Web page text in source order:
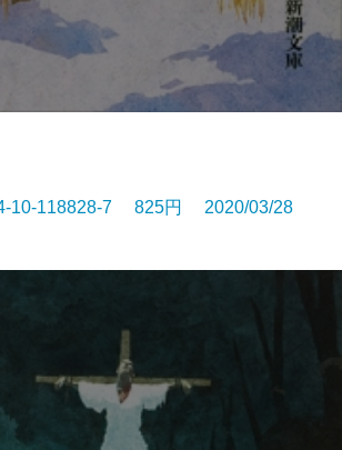
10-118828-7 825円 2020/03/28